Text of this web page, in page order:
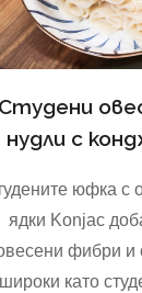
Студени
нудли с
юфка с
ядки Konjac
фибри и
широки като